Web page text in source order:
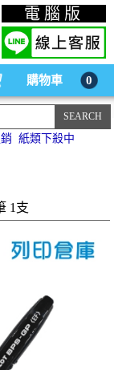
供墨印表機-office24列印
電腦版
購物車 0
紙類下殺中
1支